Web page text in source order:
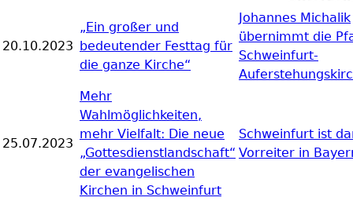
20.10.2023
„Ein großer und
bedeutender Festtag für
die ganze Kirche“
Johannes Michalik
übernimmt die
Schweinfurt-
25.07.2023
Mehr
Wahlmöglichkeiten,
mehr Vielfalt: Die neue
„Gottesdienstlandschaft“
der evangelischen
Kirchen in Schweinfurt
Schweinfurt ist
Vorreiter in